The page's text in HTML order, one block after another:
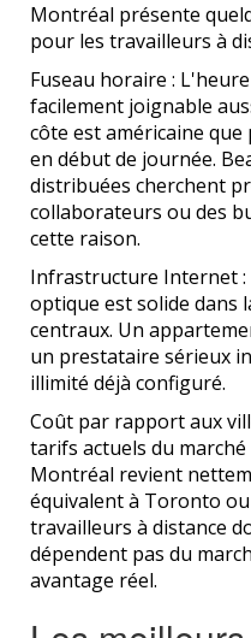
Montréal présente
pour les travailleurs à
Fuseau horaire :
facilement joignable
côte est américaine
en début de journée.
distribuées cherchent
collaborateurs ou des
cette raison.
Infrastructure Internet
optique est solide dans
centraux. Un
un prestataire sérieux
illimité déjà configuré.
Coût par rapport aux
tarifs actuels du
Montréal revient
équivalent à Toronto
travailleurs à distance
dépendent pas du
avantage réel.